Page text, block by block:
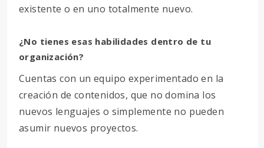
existente o en uno totalmente nuevo.
¿No tienes esas habilidades dentro de tu
organización?
Cuentas con un equipo experimentado en la
creación de contenidos, que no domina los
nuevos lenguajes o simplemente no pueden
asumir nuevos proyectos.